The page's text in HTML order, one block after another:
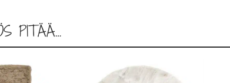
e
PITÄÄ…